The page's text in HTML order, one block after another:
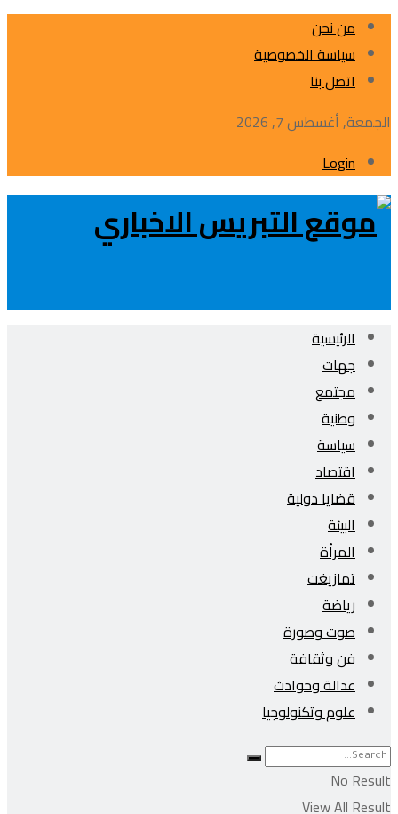
من نحن
سياسة الخصوصية
اتصل بنا
الجمعة, أغسطس 7, 2026
Login
الرئيسية
جهات
مجتمع
وطنية
سياسة
اقتصاد
قضايا دولية
البيئة
المرأة
تمازيغت
رياضة
صوت وصورة
فن وثقافة
عدالة وحوادث
علوم وتكنولوجيا
No Result
View All Result